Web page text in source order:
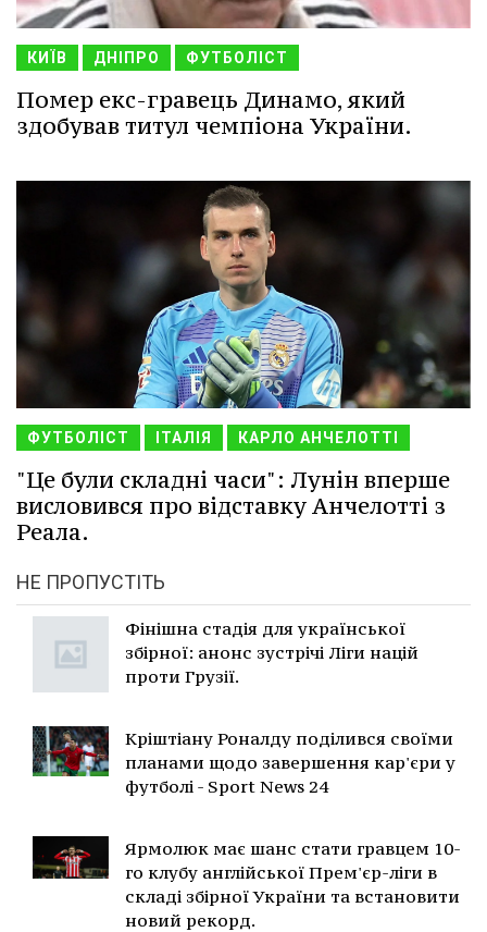
КИЇВ ДНІПРО ФУТБОЛІСТ
Помер екс-гравець Динамо, який
здобував титул чемпіона України.
ФУТБОЛІСТ ІТАЛІЯ КАРЛО АНЧЕЛОТТІ
"Це були складні часи": Лунін вперше
висловився про відставку Анчелотті з
Реала.
НЕ ПРОПУСТІТЬ
Фінішна стадія для української
збірної: анонс зустрічі Ліги націй
проти Грузії.
Кріштіану Роналду поділився своїми
планами щодо завершення кар'єри у
футболі - Sport News 24
Ярмолюк має шанс стати гравцем 10-
го клубу англійської Прем'єр-ліги в
складі збірної України та встановити
новий рекорд.